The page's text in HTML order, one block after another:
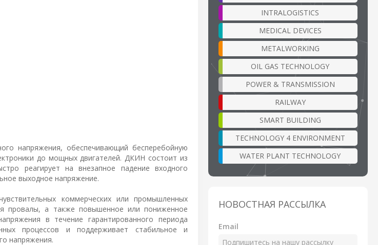
напряжения, обеспечивающий бесперебойную
до мощных двигателей. ДКИН состоит из
реагирует на внезапное падение входного
выходное напряжение.
коммерческих или промышленных
провалы, а также повышенное или пониженное
в течение гарантированного периода
процессов и поддерживает стабильное и
напряжения.
INTRALOGISTICS
MEDICAL DEVICES
METALWORKING
OIL GAS TECHNOLOGY
POWER & TRANSMISSION
RAILWAY
SMART BUILDING
TECHNOLOGY 4 ENVIRONMENT
WATER PLANT TECHNOLOGY
НОВОСТНАЯ РАССЫЛКА
Email